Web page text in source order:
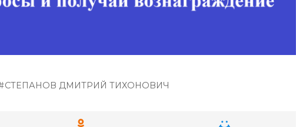
СТЕПАНОВ ДМИТРИЙ ТИХОНОВИЧ